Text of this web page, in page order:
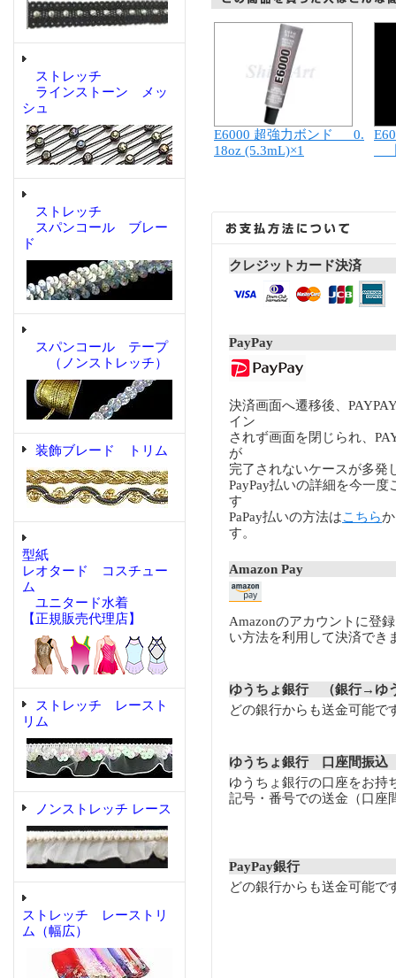
ストレッチ
ラインストーン メッ
シュ
ストレッチ
スパンコール ブレー
ド
スパンコール テープ
（ノンストレッチ）
装飾ブレード トリム
型紙
レオタード コスチュー
ム
ユニタード水着
【正規販売代理店】
ストレッチ レースト
リム
ノンストレッチ レース
ストレッチ レーストリ
ム（幅広）
E6000 超強力ボンド 0.
18oz (5.3mL)×1
クレジットカード決済
PayPay
決済画面へ遷移後、
イン
されず画面を閉じられ、
が
完了されないケースが多発
PayPay払いの詳細を今一度
す
PaPay払いの方法はこちら
す。
Amazon Pay
Amazonのアカウントに登
い方法を利用して決済でき
ゆうちょ銀行 （銀行→ゆ
どの銀行からも送金可能で
ゆうちょ銀行 口座間振込
ゆうちょ銀行の口座をお持
記号・番号での送金（口座
PayPay銀行
どの銀行からも送金可能で